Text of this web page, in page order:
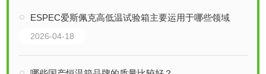
ESPEC爱斯佩克高低温试验箱主要运用于哪些领域
2026-04-18